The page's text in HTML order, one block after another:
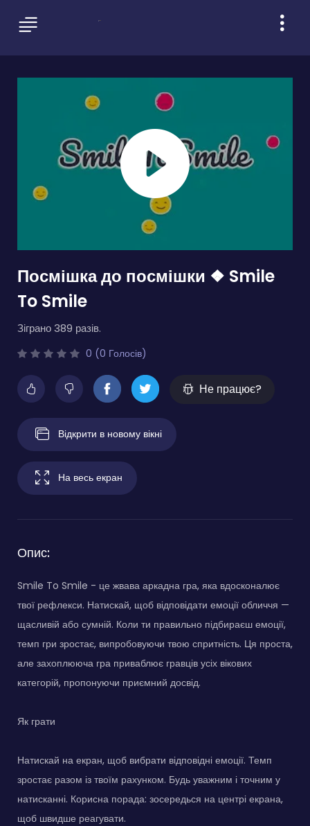
Посмішка до посмішки ❖ Smile
To Smile
Зіграно 389 разів.
0 (0 Голосів)
Не працює?
Відкрити в новому вікні
На весь екран
Опис:
Smile To Smile - це жвава аркадна гра, яка вдосконалює
твої рефлекси. Натискай, щоб відповідати емоції обличчя —
щасливій або сумній. Коли ти правильно підбираєш емоції,
темп гри зростає, випробовуючи твою спритність. Ця проста,
але захоплююча гра приваблює гравців усіх вікових
категорій, пропонуючи приємний досвід.
Як грати
Натискай на екран, щоб вибрати відповідні емоції. Темп
зростає разом із твоїм рахунком. Будь уважним і точним у
натисканні. Корисна порада: зосередься на центрі екрана,
щоб швидше реагувати.